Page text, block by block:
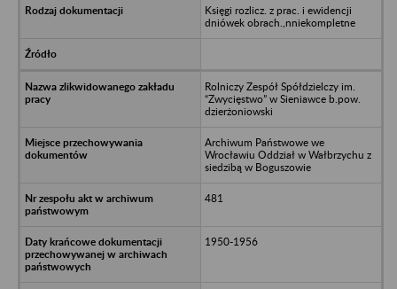
Księgi rozlicz. z prac. i ewidencji
dniówek obrach.,nniekompletne
Rolniczy Zespół Spółdzielczy im.
“Zwycięstwo” w Sieniawce b.pow.
dzierżoniowski
Archiwum Państwowe we
Wrocławiu Oddział w Wałbrzychu z
siedzibą w Boguszowie
481
1950-1956